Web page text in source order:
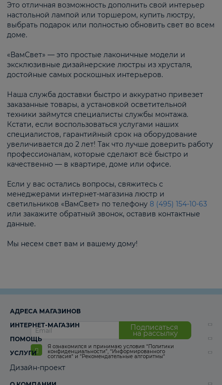
Это отличная возможность дополнить свой интерьер
настольной лампой или торшером, купить люстру,
выбрать подарок или полностью обновить свет во всем
доме.
«ВамСвет» — это простые лаконичные модели и
эксклюзивные дизайнерские люстры из хрусталя,
достойные самых роскошных интерьеров.
Наша служба доставки быстро и аккуратно привезет
заказанные товары, а установкой осветительной
техники займутся специалисты службы монтажа.
Кстати, если воспользоваться услугами наших
специалистов, гарантийный срок на оборудование
увеличивается до 2 лет! Так что лучше доверить работу
профессионалам, которые сделают всё быстро и
качественно — в квартире, доме или офисе.
Если у вас остались вопросы, свяжитесь с
менеджерами интернет-магазина люстр и
светильников «ВамСвет» по телефону 8 (495) 154-10-63
или закажите обратный звонок, оставив контактные
данные.
Мы несем свет вам и вашему дому!
Подписаться
на рассылку
Я ознакомился и принимаю условия “Политики
конфиденциальности”, “Информированного
согласия“ и “Рекомендательные алгоритмы“
АДРЕСА МАГАЗИНОВ
ИНТЕРНЕТ-МАГАЗИН
ПОМОЩЬ
УСЛУГИ
Дизайн-проект